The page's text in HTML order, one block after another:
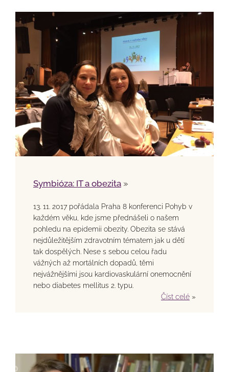
Symbióza: IT a obezita »
13. 11. 2017 pořádala Praha 8 konferenci Pohyb v
každém věku, kde jsme přednášeli o našem
pohledu na epidemii obezity. Obezita se stává
nejdůležitějším zdravotním tématem jak u dětí
tak dospělých. Nese s sebou celou řadu
vážných až mortálních dopadů, těmi
nejvážnějšími jsou kardiovaskulární onemocnění
nebo diabetes mellitus 2. typu.
Číst celé »